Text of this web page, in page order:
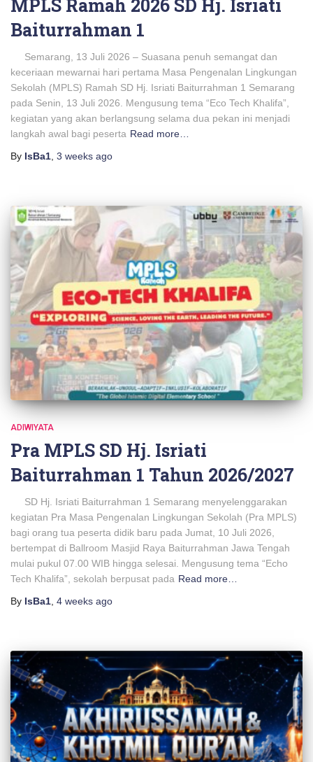
MPLS Ramah 2026 SD Hj. Isriati
Baiturrahman 1
Semarang, 13 Juli 2026 – Suasana penuh semangat dan
keceriaan mewarnai hari pertama Masa Pengenalan Lingkungan
Sekolah (MPLS) Ramah SD Hj. Isriati Baiturrahman 1 Semarang
pada Senin, 13 Juli 2026. Mengusung tema “Eco Tech Khalifa”,
kegiatan yang akan berlangsung selama dua pekan ini menjadi
langkah awal bagi peserta Read more…
By IsBa1 3 weeks ago
ADIWIYATA
Pra MPLS SD Hj. Isriati
Baiturrahman 1 Tahun 2026/2027
SD Hj. Isriati Baiturrahman 1 Semarang menyelenggarakan
kegiatan Pra Masa Pengenalan Lingkungan Sekolah (Pra MPLS)
bagi orang tua peserta didik baru pada Jumat, 10 Juli 2026,
bertempat di Ballroom Masjid Raya Baiturrahman Jawa Tengah
mulai pukul 07.00 WIB hingga selesai. Mengusung tema “Echo
Tech Khalifa”, sekolah berpusat pada Read more…
By IsBa1, 4 weeks ago